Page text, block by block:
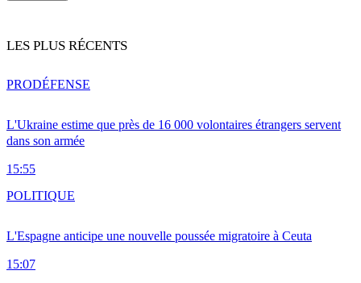
LES PLUS RÉCENTS
L'Ukraine estime que près de 16 000 volontaires étrangers servent
dans son armée
15:55
PRODÉFENSE
L'Espagne anticipe une nouvelle poussée migratoire à Ceuta
15:07
POLITIQUE